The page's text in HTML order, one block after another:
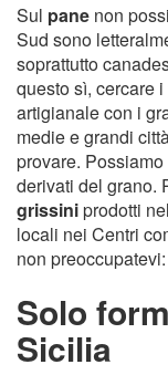
Sul pane non
Sud sono
soprattutto
questo sì, cercare
artigianale con i
medie e grandi
provare.
derivati del grano.
grissiniprodotti
locali nei Centri
non
Solo
Sicilia